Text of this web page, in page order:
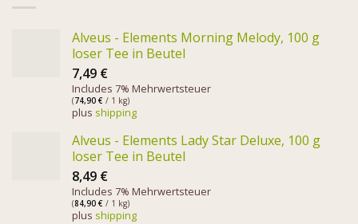
Alveus - Elements Morning Melody, 100 g
loser Tee in Beutel
7,49 €
Includes 7% Mehrwertsteuer
(74,90 € / 1 kg)
plus shipping
Alveus - Elements Lady Star Deluxe, 100 g
loser Tee in Beutel
8,49 €
Includes 7% Mehrwertsteuer
(84,90 € / 1 kg)
plus shipping